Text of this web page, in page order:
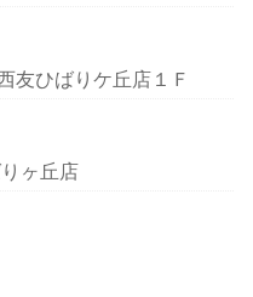
ひばりケ丘店１Ｆ
ヶ丘店